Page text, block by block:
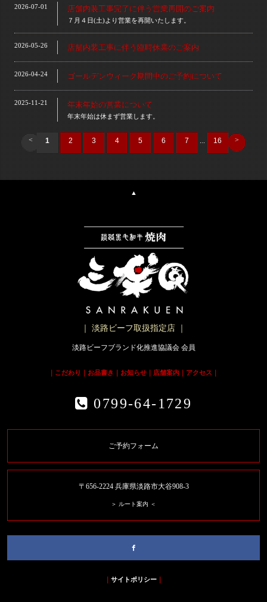
2026-07-01 店舗内装工事完了に伴う営業再開のご案内
７月４日(土)より営業を再開いたします。
2026-05-26 店舗内装工事に伴う臨時休業のご案内
2026-04-24 ゴールデンウィーク期間中のご予約について
2025-11-21 年末年始の営業について
年末年始は休まず営業します。
< 1 2 3 4 5 6 7 ... 16 >
▲
｜ 淡路ビーフ取扱指定店 ｜
淡路ビーフブランド化推進協議会 会員
｜ こだわり ｜ お品書き ｜ お知らせ ｜ 店舗案内 ｜ アクセス ｜
0799-64-1729
ご予約フォーム
〒656-2224 兵庫県淡路市大谷908-3
＞ ルート案内 ＜
｜ サイトポリシー｜